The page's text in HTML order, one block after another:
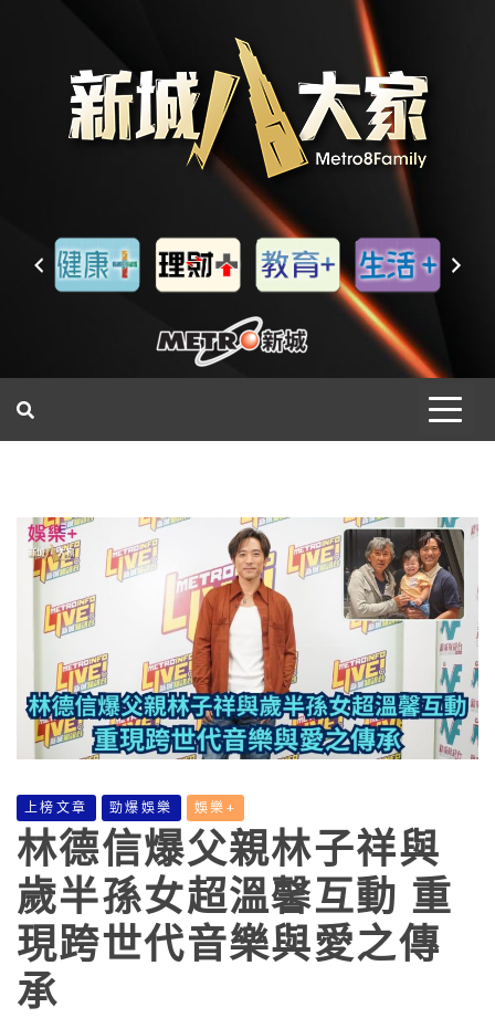
上榜文章 勁爆娛樂 娛樂+
林德信爆父親林子祥與
歲半孫女超溫馨互動 重
現跨世代音樂與愛之傳
承